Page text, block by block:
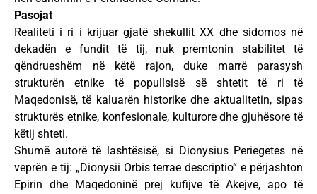
Pasojat
Realiteti i ri i krijuar gjatë shekullit XX dhe sidomos në
dekadën e fundit të tij, nuk premtonin stabilitet të
qëndrueshëm në këtë rajon, duke marrë parasysh
strukturën etnike të popullsisë së shtetit të ri të
Maqedonisë, të kaluarën historike dhe aktualitetin, sipas
strukturës etnike, konfesionale, kulturore dhe gjuhësore të
këtij shteti.
Shumë autorë të lashtësisë, si Dionysius Periegetes në
veprën e tij: „Dionysii Orbis terrae descriptio“ e përjashton
Epirin dhe Maqedoninë prej kufijve të Akejve, apo të